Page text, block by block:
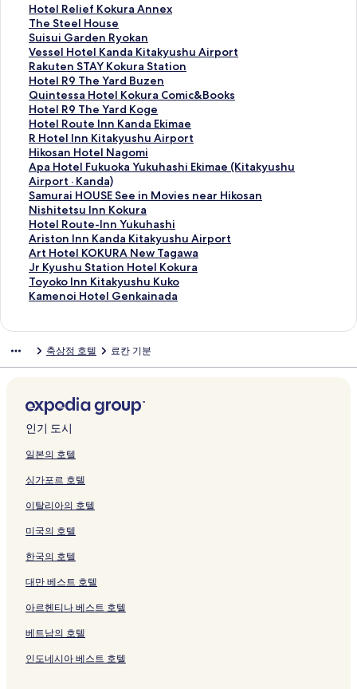
Hotel Relief Kokura Annex
H
o
t
e
l
R
e
l
i
e
f
K
o
k
u
r
a
A
n
n
e
지
를
링
크
The Steel House
T
h
e
S
t
e
e
l
H
o
u
s
e
페
이
지
를
여
는
링
Suisui Garden Ryokan
S
u
i
s
u
i
G
a
r
d
e
n
R
y
o
k
a
n
페
여
는
Vessel Hotel Kanda Kitakyushu Airport
V
e
s
s
e
l
H
o
t
e
l
K
a
n
d
a
K
i
u
u
A
i
r
o
t
페
이
지
여
링
Rakuten STAY Kokura Station
R
a
k
u
t
e
n
S
T
A
Y
K
o
k
u
r
a
i
페
이
지
를
는
크
Hotel R9 The Yard Buzen
H
o
t
e
l
R
9
T
h
e
Y
a
r
d
B
u
페
이
여
는
링
크
Quintessa Hotel Kokura Comic&Books
Q
u
i
n
t
e
s
s
a
H
o
t
e
l
K
a
m
i
c
&
o
k
s
페
이
를
는
크
Hotel R9 The Yard Koge
H
o
t
e
l
R
9
T
h
e
Y
a
r
d
페
를
여
는
링
Hotel Route Inn Kanda Ekimae
H
o
t
e
l
R
o
u
t
e
I
n
n
a
i
m
a
e
이
를
여
는
링
R Hotel Inn Kitakyushu Airport
R
H
o
t
e
l
I
n
n
K
i
t
s
A
i
r
p
r
페
이
지
를
는
크
Hikosan Hotel Nagomi
H
i
k
o
s
a
n
H
o
t
e
o
페
이
지
를
는
크
Apa Hotel Fukuoka Yukuhashi Ekimae (Kitakyushu
Airport · Kanda)
A
p
a
H
o
t
e
l
F
u
a
k
u
h
a
h
E
k
i
m
e
K
t
a
k
Samurai HOUSE See in Movies near Hikosan
S
a
m
u
r
a
i
H
S
i
n
M
o
i
s
n
e
a
H
k
s
a
n
Nishitetsu Inn Kokura
N
i
s
h
i
t
e
n
o
k
u
r
페
지
를
여
는
크
Hotel Route-Inn Yukuhashi
H
o
t
e
l
R
-
n
Y
u
k
h
s
h
i
페
지
여
링
크
Ariston Inn Kanda Kitakyushu Airport
A
r
i
s
t
n
n
d
a
K
t
k
y
u
s
u
i
p
o
r
Art Hotel KOKURA New Tagawa
A
r
t
H
K
U
R
A
N
w
a
g
a
w
페
지
여
는
링
Jr Kyushu Station Hotel Kokura
J
r
K
u
a
t
i
o
H
t
e
l
K
k
r
페
이
지
Toyoko Inn Kitakyushu Kuko
T
o
I
K
i
t
a
y
s
h
u
K
k
페
지
를
여
Kamenoi Hotel Genkainada
K
o
o
t
e
l
e
k
a
i
n
d
페
지
를
여
축상정 호텔 료칸 기분
인기 도시
일본의 호텔
싱가포르 호텔
이탈리아의 호텔
미국의 호텔
한국의 호텔
대만 베스트 호텔
아르헨티나 베스트 호텔
베트남의 호텔
인도네시아 베스트 호텔